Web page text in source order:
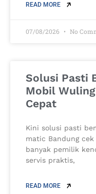
READ MORE
07/08/2026 No
Solusi Pasti
Mobil
Cepat
Kini solusi pasti
matic Bandung
banyak pemilik
servis praktis,
READ MORE